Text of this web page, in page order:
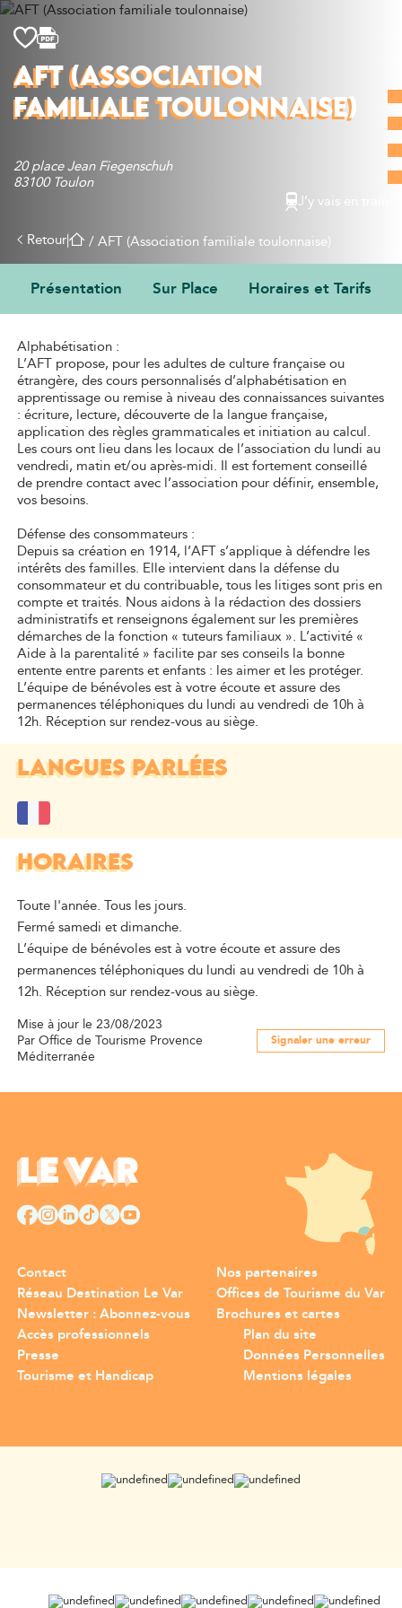
Découvrir
Que faire
Bien manger
Agenda
Préparer sa visite
AFT (ASSOCIATION
FAMILIALE TOULONNAISE)
20 place Jean Fiegenschuh
83100 Toulon
J’y vais en train
Retour| /AFT (Association familiale toulonnaise)
Présentation Sur Place Horaires et Tarifs
Alphabétisation :
L’AFT propose, pour les adultes de culture française ou
étrangère, des cours personnalisés d’alphabétisation en
apprentissage ou remise à niveau des connaissances suivantes
: écriture, lecture, découverte de la langue française,
application des règles grammaticales et initiation au calcul.
Les cours ont lieu dans les locaux de l’association du lundi au
vendredi, matin et/ou après-midi. Il est fortement conseillé
de prendre contact avec l’association pour définir, ensemble,
vos besoins.
Défense des consommateurs :
Depuis sa création en 1914, l’AFT s’applique à défendre les
intérêts des familles. Elle intervient dans la défense du
consommateur et du contribuable, tous les litiges sont pris en
compte et traités. Nous aidons à la rédaction des dossiers
administratifs et renseignons également sur les premières
démarches de la fonction « tuteurs familiaux ». L’activité «
Aide à la parentalité » facilite par ses conseils la bonne
entente entre parents et enfants : les aimer et les protéger.
L’équipe de bénévoles est à votre écoute et assure des
permanences téléphoniques du lundi au vendredi de 10h à
12h. Réception sur rendez-vous au siège.
LANGUES PARLÉES
HORAIRES
Toute l'année. Tous les jours.
Fermé samedi et dimanche.
L’équipe de bénévoles est à votre écoute et assure des
permanences téléphoniques du lundi au vendredi de 10h à
12h. Réception sur rendez-vous au siège.
Mise à jour le 23/08/2023
Par Office de Tourisme Provence
Méditerranée
Signaler une erreur
Contact
Réseau Destination Le Var
Newsletter : Abonnez-vous
Nos partenaires
Offices de Tourisme du Var
Brochures et cartes
Accès professionnels
Presse
Tourisme et Handicap
Plan du site
Données Personnelles
Mentions légales